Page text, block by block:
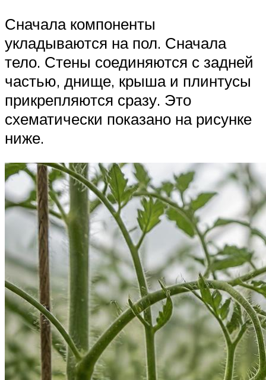
Сначала компоненты
укладываются на пол. Сначала
тело. Стены соединяются с задней
частью, днище, крыша и плинтусы
прикрепляются сразу. Это
схематически показано на рисунке
ниже.